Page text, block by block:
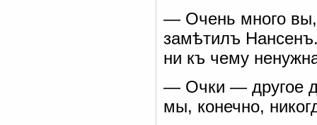
— Очень много
замѣтилъ
ни къ чему
— Очки — другое
мы, конечно,